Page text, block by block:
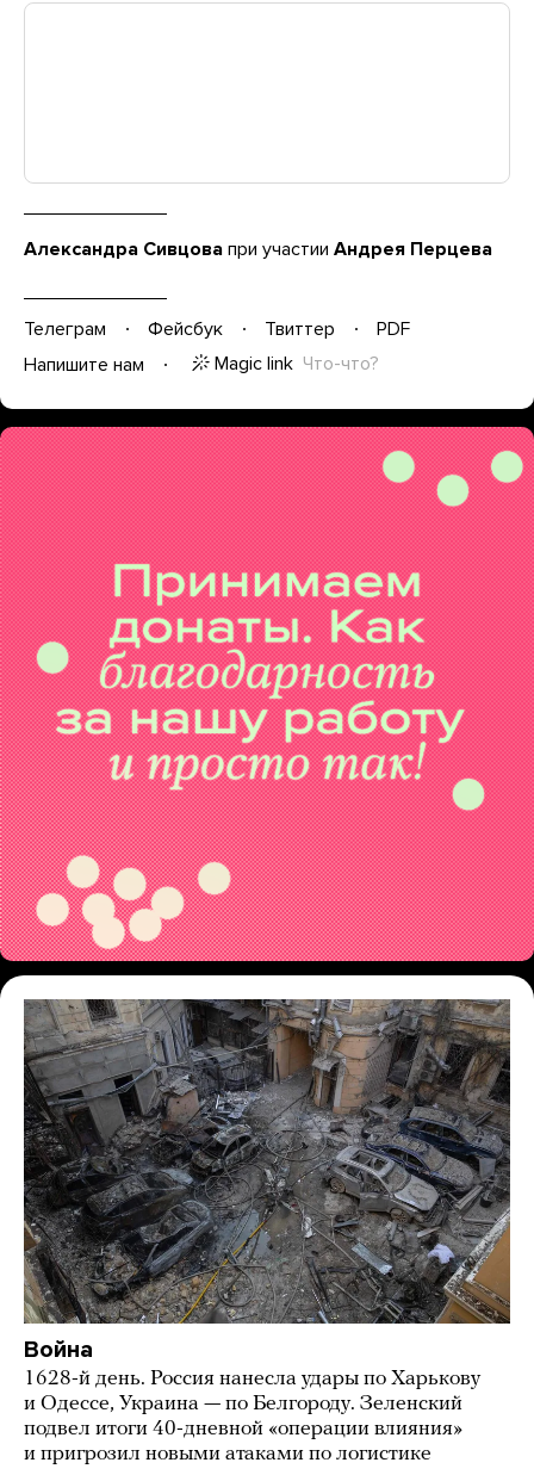
Александра Сивцова при участии Андрея Перцева
Телеграм Фейсбук Твиттер
PDF
Напишите нам
Magic link Что-что?
Война
1628-й день. Россия нанесла удары по Харькову
и Одессе, Украина — по Белгороду. Зеленский
подвел итоги 40-дневной «операции влияния»
и пригрозил новыми атаками по логистике